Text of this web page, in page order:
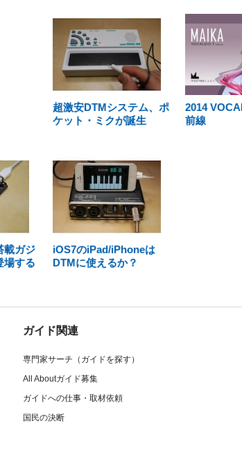
超激安DTMシステム、ポ
ケット・ミクが誕生
2014
前線
載ガジ
場する
iOS7のiPad/iPhoneは
DTMに使えるか？
ガイド関連
専門家サーチ（ガイドを探す）
All Aboutガイド募集
ガイドへの仕事・取材依頼
国民の決断